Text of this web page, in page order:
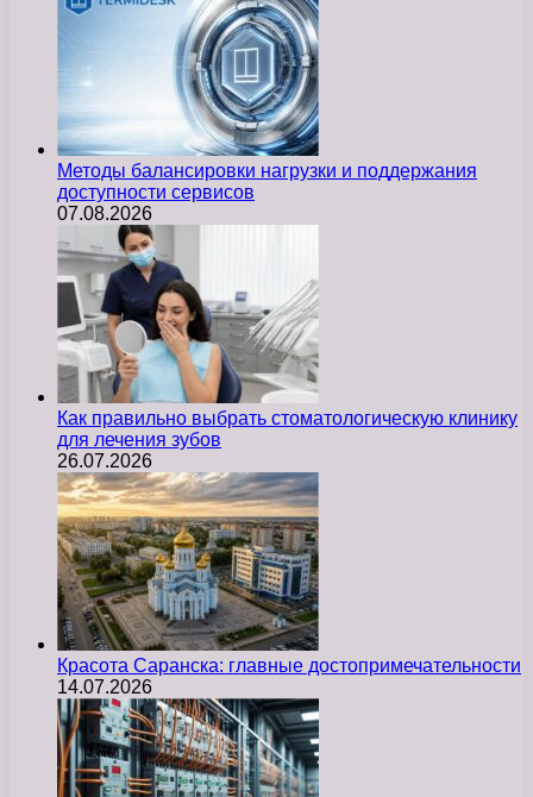
Методы балансировки нагрузки и поддержания
доступности сервисов
07.08.2026
Как правильно выбрать стоматологическую клинику
для лечения зубов
26.07.2026
Красота Саранска: главные достопримечательности
14.07.2026